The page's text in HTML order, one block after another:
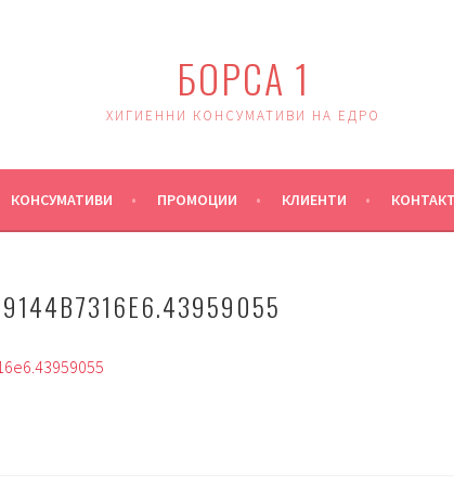
БОРСА 1
ХИГИЕННИ КОНСУМАТИВИ НА ЕДРО
КОНСУМАТИВИ ПРОМОЦИИ КЛИЕНТИ